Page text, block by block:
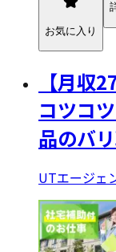
お気に入り
【月収
コツコ
品のバ
UTエージェ